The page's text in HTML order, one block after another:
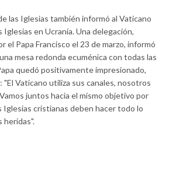
las Iglesias también informó al Vaticano
Iglesias en Ucrania. Una delegación,
el Papa Francisco el 23 de marzo, informó
mesa redonda ecuménica con todas las
quedó positivamente impresionado,
Vaticano utiliza sus canales, nosotros
juntos hacia el mismo objetivo por
Iglesias cristianas deben hacer todo lo
heridas".